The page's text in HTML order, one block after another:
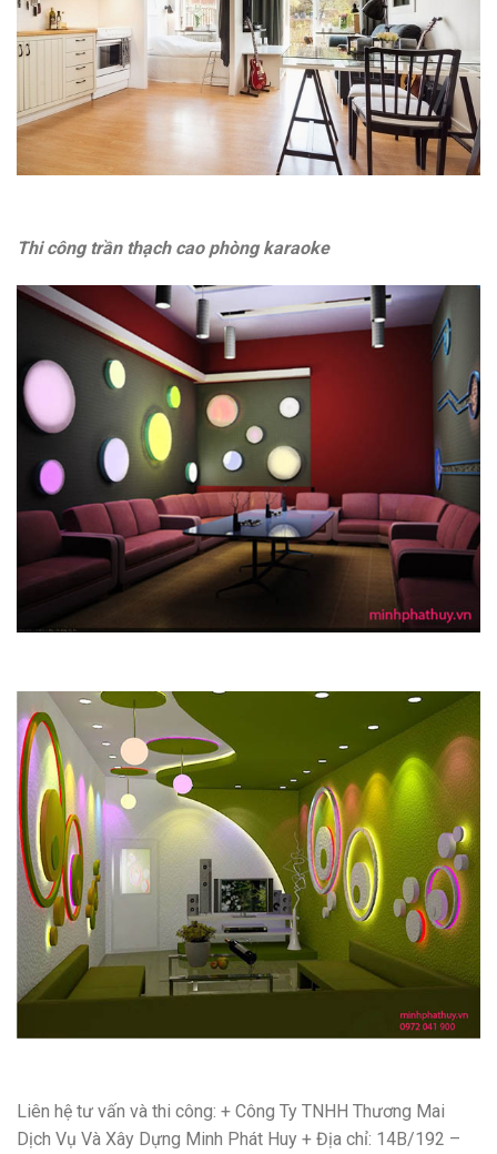
Thi công trần thạch cao phòng karaoke
Liên hệ tư vấn và thi công: + Công Ty TNHH Thương Mai
Dịch Vụ Và Xây Dựng Minh Phát Huy + Địa chỉ: 14B/192 –